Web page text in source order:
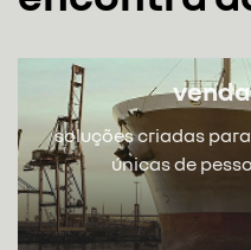
soluções criadas
únicas de